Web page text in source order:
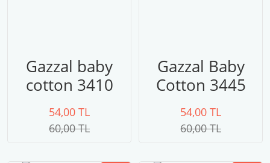
Gazzal baby
cotton 3410
54,00 TL
60,00 TL
Gazzal Baby
Cotton 3445
54,00 TL
60,00 TL